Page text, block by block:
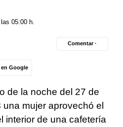
05:00 h.
en Google
Comentar ·
de la noche del 27 de
mujer aprovechó el
interior de una cafetería